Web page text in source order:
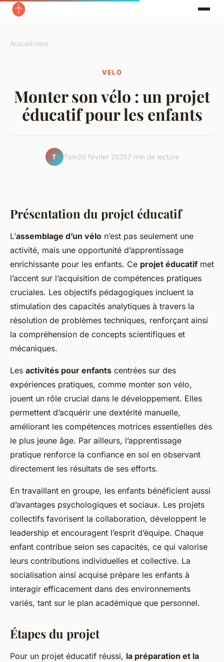
Accueil›Velo
VELO
Monter son vélo : un projet
éducatif pour les enfants
T Tom20 février 20257 min de lecture
Présentation du projet éducatif
L’assemblage d’un vélo n’est pas seulement une
activité, mais une opportunité d’apprentissage
enrichissante pour les enfants. Ce projet éducatifmet
l’accent sur l’acquisition de compétences pratiques
cruciales. Les objectifs pédagogiques incluent la
stimulation des capacités analytiques à travers la
résolution de problèmes techniques, renforçant ainsi
la compréhension de concepts scientifiques et
mécaniques.
Les activités pour enfants centrées sur des
expériences pratiques, comme monter son vélo,
jouent un rôle crucial dans le développement. Elles
permettent d’acquérir une dextérité manuelle,
améliorant les compétences motrices essentielles dès
le plus jeune âge. Par ailleurs, l’apprentissage
pratique renforce la confiance en soi en observant
directement les résultats de ses efforts.
En travaillant en groupe, les enfants bénéficient aussi
d’avantages psychologiques et sociaux. Les projets
collectifs favorisent la collaboration, développent le
leadership et encouragent l’esprit d’équipe. Chaque
enfant contribue selon ses capacités, ce qui valorise
leurs contributions individuelles et collective. La
socialisation ainsi acquise prépare les enfants à
interagir efficacement dans des environnements
variés, tant sur le plan académique que personnel.
Étapes du projet
Pour un projet éducatif réussi, la préparation et la